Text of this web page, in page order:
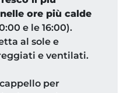
nelle ore più calde
e le 16:00).
al sole e
e ventilati.
per